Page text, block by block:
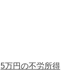
5万円の不労所得